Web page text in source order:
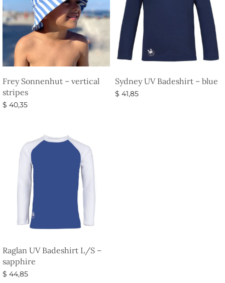
Frey Sonnenhut – vertical
stripes
$ 40,35
Sydney UV Badeshirt – blue
$ 41,85
Raglan UV Badeshirt L/S –
sapphire
$ 44,85